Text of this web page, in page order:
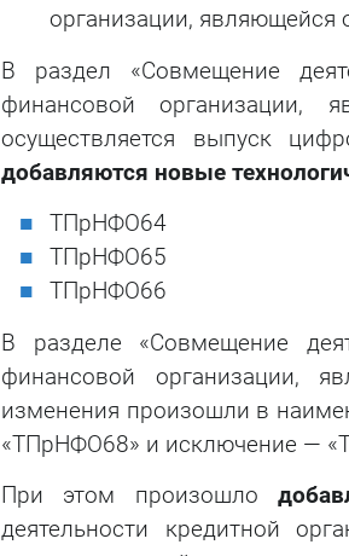
организации,
В раздел «Совмещение
финансовой организации,
осуществляется выпуск
добавляются новые
ТПрНФО64
ТПрНФО65
ТПрНФО66
В разделе «Совмещение
финансовой организации,
изменения произошли в
«ТПрНФО68» и исключение —
При этом произошло
деятельности кредитной